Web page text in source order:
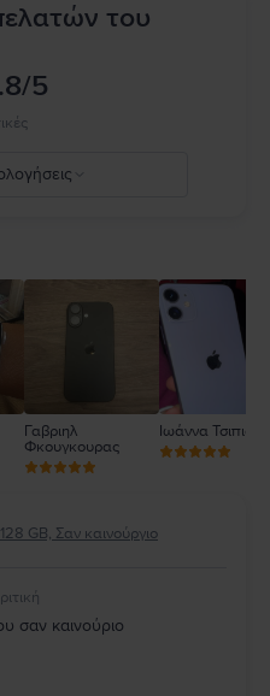
του
/5
Γαβριηλ
Φκουγκουρας
Ιωάννα
GB, Σαν καινούργιο
σαν καινούριο